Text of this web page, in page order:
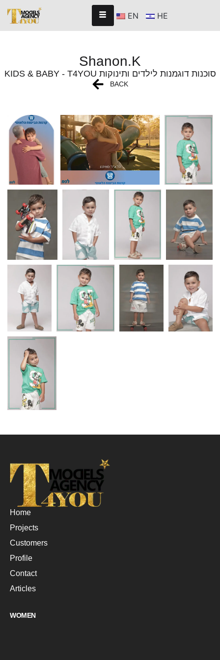
EN HE
Shanon.K
KIDS & BABY - T4YOU סוכנות דוגמנות לילדים ותינוקות
BACK
Home
Projects
Customers
Profile
Contact
Articles
WOMEN